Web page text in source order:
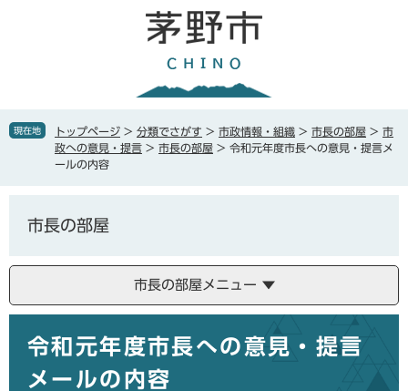
で
ば現在地 トップページ > 分類でさがす > 市政情報・組織 > 市長の部屋 > 市
政への意見・提言 > 市長の部屋 > 令和元年度市長への意見・提言メ
ールの内容
市長の部屋
市長の部屋メニュー
令和元年度市長への意見・提言
メールの内容